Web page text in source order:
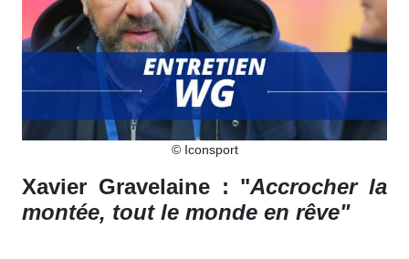
© Iconsport
Xavier Gravelaine : "Accrocher la
montée, tout le monde en rêve"